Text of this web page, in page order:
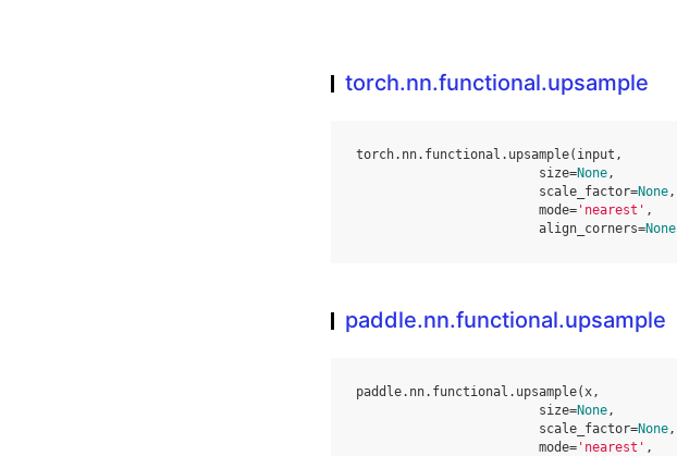
torch.nn.functional.upsample
torch. nn. functional . upsample( input ,
size=None,
scale_factor=None,
mode= 'nearest' ,
align_corners=None
paddle.nn.functional.upsample
paddle. nn. functional . upsample(x,
size=None,
scale_factor=None,
mode= 'nearest' ,